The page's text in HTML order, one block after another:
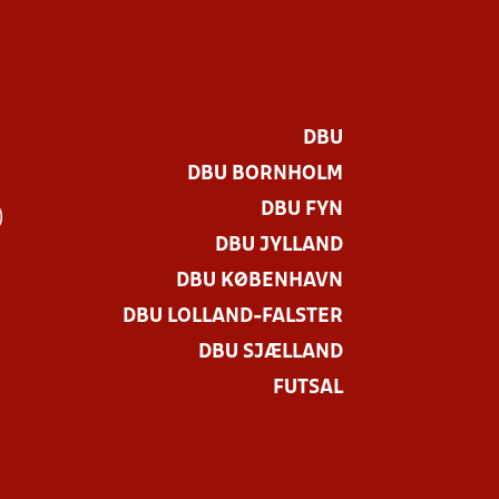
DBU
DBU BORNHOLM
DBU FYN
DBU JYLLAND
DBU KØBENHAVN
DBU LOLLAND-FALSTER
DBU SJÆLLAND
FUTSAL